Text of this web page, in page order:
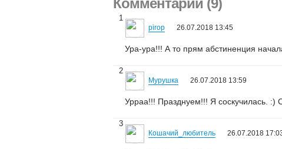
Комментарии (9)
1
pirop 26.07.2018 13:45
Ура-ура!!! А то прям абстиненция
2
Мурушка 26.07.2018 13:59
Урраа!!! Празднуем!!! Я соскучилась. :)
3
Кошачий_любитель 26.07.2018